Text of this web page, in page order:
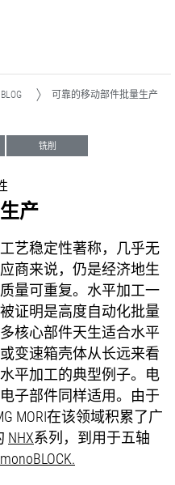
BLOG 可靠的移动部件批量生产
铣削
产
艺稳定性著称，几乎无
商来说，仍是经济地生
量可重复。水平加工一
证明是高度自动化批量
核心部件天生适合水平
变速箱壳体从长远来看
平加工的典型例子。电
子部件同样适用。由于
MORI在该领域积累了广
NHX系列，到用于五轴